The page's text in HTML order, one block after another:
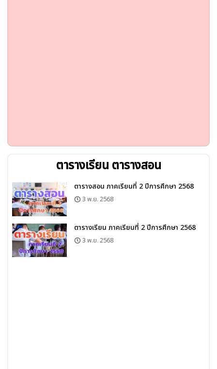
ตารางเรียน ตารางสอน
ตารางสอน ภาคเรียนที่ 2 ปีการศึกษา 2568
3 พ.ย. 2568
ตารางเรียน ภาคเรียนที่ 2 ปีการศึกษา 2568
3 พ.ย. 2568